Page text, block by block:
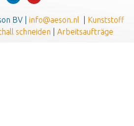
BV | info@aeson.nl
Kunststoff
schneiden Arbeitsaufträge